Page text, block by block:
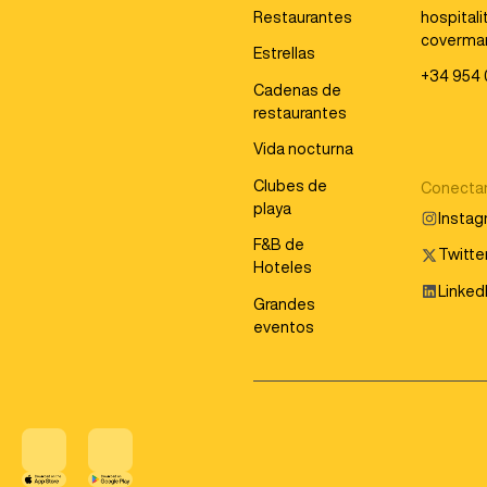
Restaurantes
Estrellas
Cadenas de
restaurantes
Vida nocturna
Clubes de
playa
F&B de
Hoteles
Grandes
eventos
+34 954